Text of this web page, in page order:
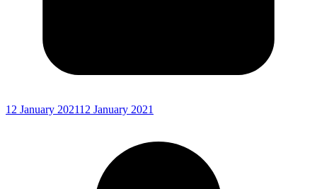
12 January 202112 January 2021